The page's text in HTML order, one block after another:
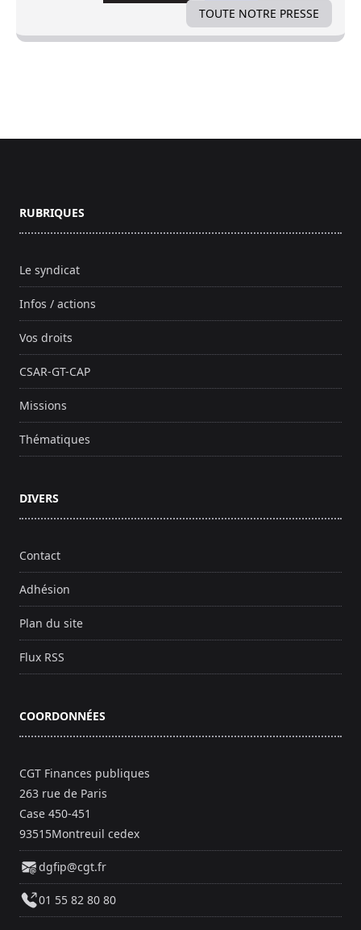
TOUTE NOTRE PRESSE
RUBRIQUES
Le syndicat
Infos / actions
Vos droits
CSAR-GT-CAP
Missions
Thématiques
DIVERS
Contact
Adhésion
Plan du site
Flux RSS
COORDONNÉES
CGT Finances publiques
263 rue de Paris
Case 450-451
93515Montreuil cedex
dgfip@cgt.fr
01 55 82 80 80